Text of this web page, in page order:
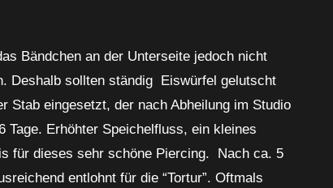
Bändchen an der Unterseite jedoch nicht
Deshalb sollten ständig Eiswürfel gelutscht
Stab eingesetzt, der nach Abheilung im Studio
Tage. Erhöhter Speichelfluss, ein kleines
für dieses sehr schöne Piercing. Nach ca. 5
entlohnt für die “Tortur”. Oftmals